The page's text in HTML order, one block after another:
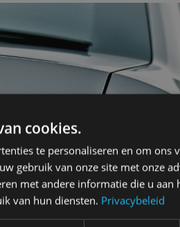
cookies.
te personaliseren en om ons
gebruik van onze site met onze
met andere informatie die u aan
van hun diensten. Privacybeleid